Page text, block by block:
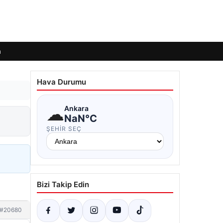
#20680
Hava Durumu
☁Ankara
NaN°C
ŞEHIR SEÇ
Bizi Takip Edin